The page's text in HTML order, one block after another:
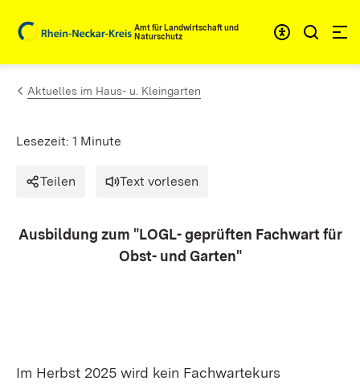
Zum Inhalt springenAmt für Landwirtschaft und
Naturschutz
Aktuelles im Haus- u. Kleingarten
Lesezeit: 1 Minute
Teilen Text vorlesen
Ausbildung zum "LOGL- geprüften Fachwart für
Obst- und Garten"
Im Herbst 2025 wird kein Fachwartekurs